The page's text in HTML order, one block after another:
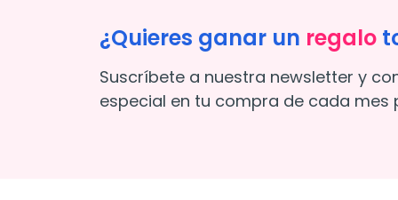
¿Quieres ganar un regalo
Suscríbete a nuestra newsletter y
especial en tu compra de cada mes